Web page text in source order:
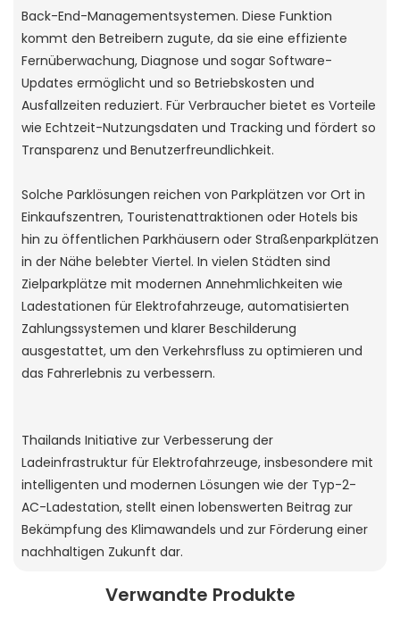
Back-End-Managementsystemen. Diese Funktion
kommt den Betreibern zugute, da sie eine effiziente
Fernüberwachung, Diagnose und sogar Software-
Updates ermöglicht und so Betriebskosten und
Ausfallzeiten reduziert. Für Verbraucher bietet es Vorteile
wie Echtzeit-Nutzungsdaten und Tracking und fördert so
Transparenz und Benutzerfreundlichkeit.
Solche Parklösungen reichen von Parkplätzen vor Ort in
Einkaufszentren, Touristenattraktionen oder Hotels bis
hin zu öffentlichen Parkhäusern oder Straßenparkplätzen
in der Nähe belebter Viertel. In vielen Städten sind
Zielparkplätze mit modernen Annehmlichkeiten wie
Ladestationen für Elektrofahrzeuge, automatisierten
Zahlungssystemen und klarer Beschilderung
ausgestattet, um den Verkehrsfluss zu optimieren und
das Fahrerlebnis zu verbessern.
Thailands Initiative zur Verbesserung der
Ladeinfrastruktur für Elektrofahrzeuge, insbesondere mit
intelligenten und modernen Lösungen wie der Typ-2-
AC-Ladestation, stellt einen lobenswerten Beitrag zur
Bekämpfung des Klimawandels und zur Förderung einer
nachhaltigen Zukunft dar.
Verwandte Produkte